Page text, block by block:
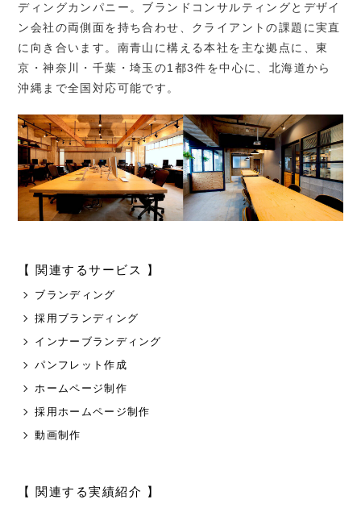
ディングカンパニー。ブランドコンサルティングとデザイ
ン会社の両側面を持ち合わせ、クライアントの課題に実直
に向き合います。南青山に構える本社を主な拠点に、東
京・神奈川・千葉・埼玉の1 都3件を中心に、北海道から
沖縄まで全国対応可能です。
【 関連するサービス 】
ブランディング
採用ブランディング
インナーブランディング
パンフレット作成
ホームページ制作
採用ホームページ制作
動画制作
【 関連する実績紹介 】